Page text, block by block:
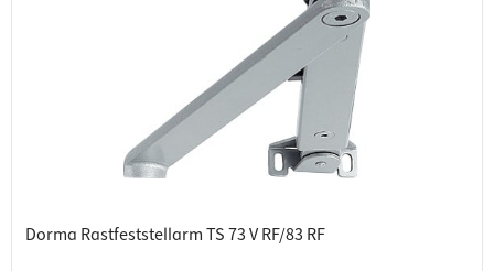
Dorma Rastfeststellarm TS 73 V RF/83 RF